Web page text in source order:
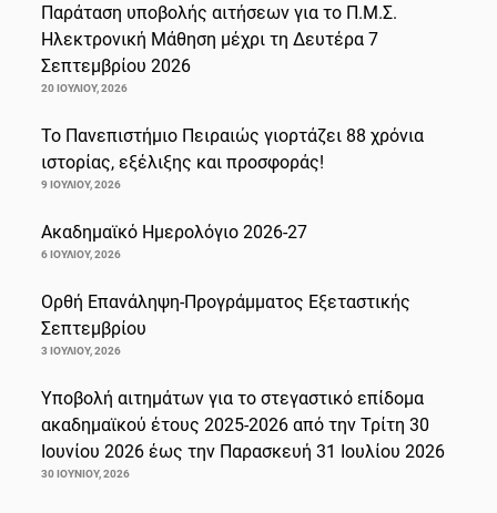
Παράταση υποβολής αιτήσεων για το Π.Μ.Σ.
Ηλεκτρονική Μάθηση μέχρι τη Δευτέρα 7
Σεπτεμβρίου 2026
20 ΙΟΥΛΊΟΥ, 2026
Το Πανεπιστήμιο Πειραιώς γιορτάζει 88 χρόνια
ιστορίας, εξέλιξης και προσφοράς!
9 ΙΟΥΛΊΟΥ, 2026
Ακαδημαϊκό Ημερολόγιο 2026-27
6 ΙΟΥΛΊΟΥ, 2026
Ορθή Επανάληψη-Προγράμματος Εξεταστικής
Σεπτεμβρίου
3 ΙΟΥΛΊΟΥ, 2026
Υποβολή αιτημάτων για το στεγαστικό επίδομα
ακαδημαϊκού έτους 2025-2026 από την Τρίτη 30
Ιουνίου 2026 έως την Παρασκευή 31 Ιουλίου 2026
30 ΙΟΥΝΊΟΥ, 2026